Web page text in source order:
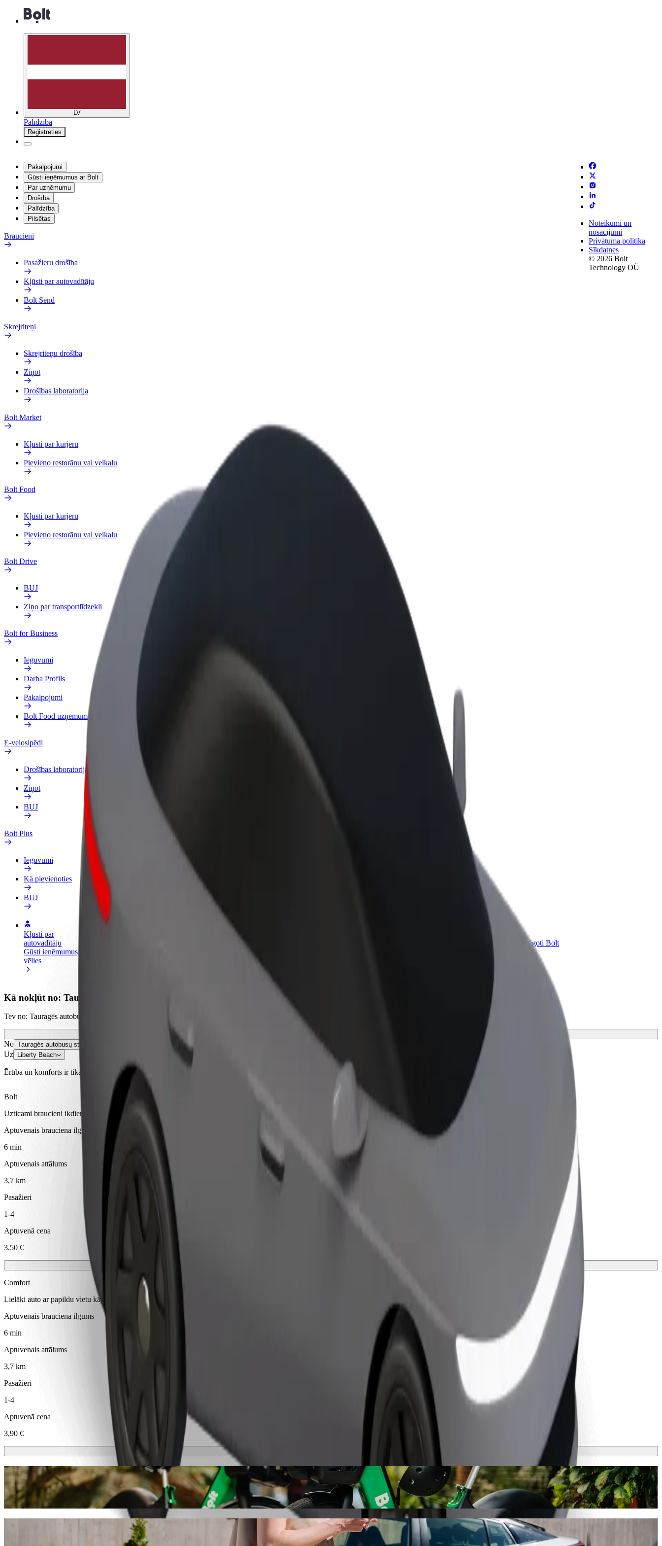
LV
Palīdzība
Reģistrēties
Pakalpojumi
Gūsti ieņēmumus ar Bolt
Par uzņēmumu
Drošība
Palīdzība
Pilsētas
Braucieni
Pasažieru drošība
Kļūsti par autovadītāju
Bolt Send
Skrejriteņi
Skrejriteņu drošība
Ziņot
Drošības laboratorija
Bolt Market
Kļūsti par kurjeru
Pievieno restorānu vai veikalu
Bolt Food
Kļūsti par kurjeru
Pievieno restorānu vai veikalu
Bolt Drive
BUJ
Ziņo par transportlīdzekli
Bolt for Business
Ieguvumi
Darba Profils
Pakalpojumi
Bolt Food uzņēmumiem
E-velosipēdi
Drošības laboratorija
Ziņot
BUJ
Bolt Plus
Ieguvumi
Kā pievienoties
BUJ
Kļūsti par
autovadītāju
Gūsti ieņēmumus, kā
vēlies
Pievieno restorānu vai veikalu
Sasniedz vairāk klientu un paaugstini
Bolt for Business
Tavam uzņēmumam pielāgoti Bolt
Noteikumi un
nosacījumi
Privātuma politika
Sīkdatnes
© 2026 Bolt
Technology OÜ
Kā nokļūt no: Tauragės autobusų stotis uz: Liberty Beach
Tev no: Tauragės autobusų stotis jānokļūst uz: Liberty Beach? Uzzini, kuri pakalpojumi pieejami Tavā pilsētā un izvēlies ceļam piemērotāko braucienu.
Lejupielādēt lietotni
No Tauragės autobusų stotis
Uz Liberty Beach
Ērtība un komforts ir tikai dažu pieskārienu attālumā!
Bolt
Uzticami braucieni ikdienas vidēja izmēra auto
Aptuvenais brauciena ilgums
6 min
Aptuvenais attālums
3,7 km
Pasažieri
1-4
Aptuvenā cena
3,50 €
Comfort
Lielāki auto ar papildu vietu kājām un mantām
Aptuvenais brauciena ilgums
6 min
Aptuvenais attālums
3,7 km
Pasažieri
1-4
Aptuvenā cena
3,90 €
Skrejriteni vai e-riteni
Izvēlies skrejriteni vai e-riteni braucieniem šajā pilsētā: Tauraģe
Lejupielādē Bolt lietotni
Brauciens no: Tauragės autobusų stotis uz: Liberty Beach ar Bolt kopbraukšanas auto